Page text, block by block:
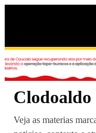
Clodoaldo
Veja as materias